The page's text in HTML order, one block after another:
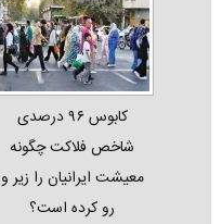
کابوس ۹۶ درصدی
شاخص فلاکت چگونه
معیشت ایرانیان را زیر و
رو کرده است؟